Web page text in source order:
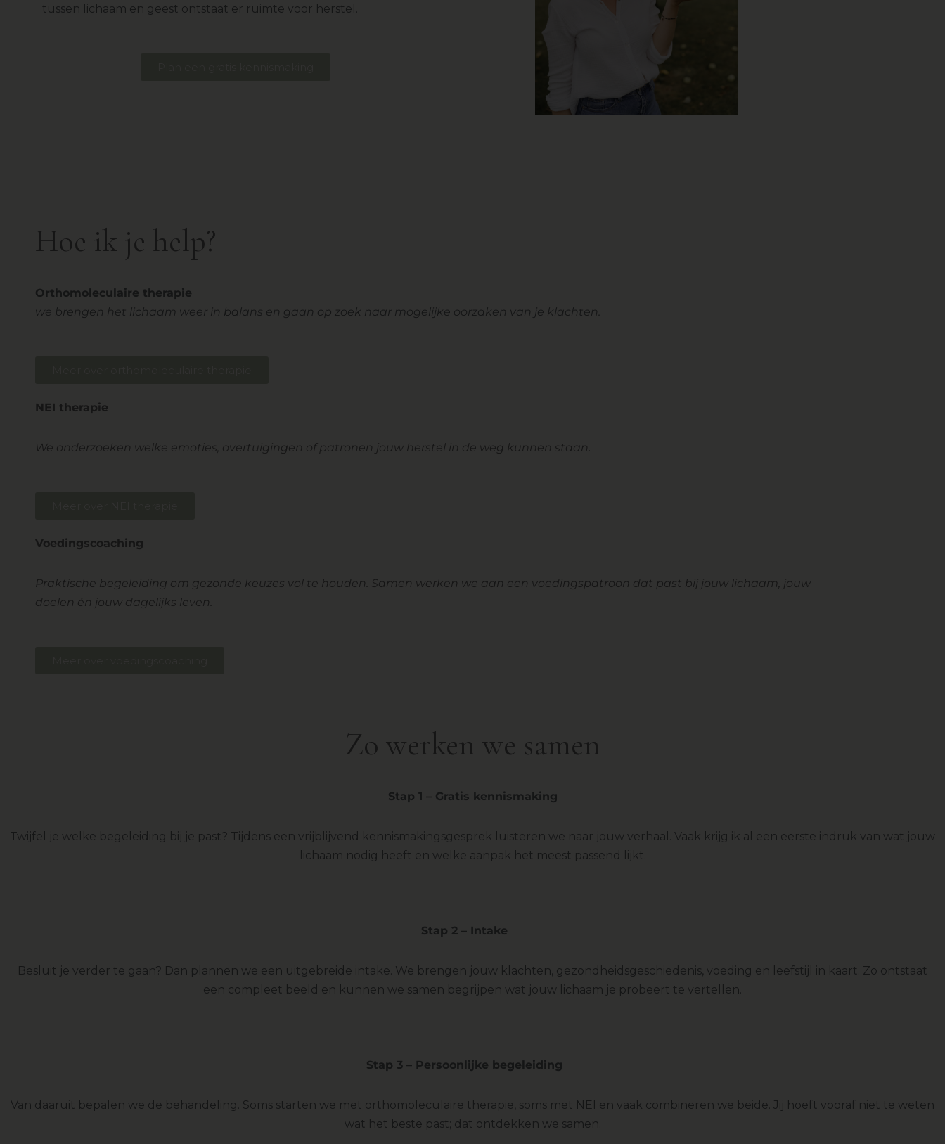
tussen lichaam en geest ontstaat er ruimte voor herstel.
Hoe ik je help?
Orthomoleculaire therapie
we brengen het lichaam weer in balans en gaan op zoek naar mogelijke oorzaken van je klachten.
NEI therapie
We onderzoeken welke emoties, overtuigingen of patronen jouw herstel in de weg kunnen staan
Voedingscoaching
Praktische begeleiding om gezonde keuzes vol te houden. Samen werken we aan een voedingspatroon dat past bij jouw lichaam, jouw
doelen én jouw dagelijks leven.
Zo werken we samen
Stap 1 – Gratis kennismaking
Twijfel je welke begeleiding bij je past? Tijdens een vrijblijvend kennismakingsgesprek luisteren we naar jouw verhaal. Vaak krijg ik al een eerste indruk van wat jouw
lichaam nodig heeft en welke aanpak het meest passend lijkt.
Stap 2 – Intake
Besluit je verder te gaan? Dan plannen we een uitgebreide intake. We brengen jouw klachten, gezondheidsgeschiedenis, voeding en leefstijl in kaart. Zo ontstaat
een compleet beeld en kunnen we samen begrijpen wat jouw lichaam je probeert te vertellen.
Stap 3 – Persoonlijke begeleiding
Van daaruit bepalen we de behandeling. Soms starten we met orthomoleculaire therapie, soms met NEI en vaak combineren we beide. Jij hoeft vooraf niet te weten
wat het beste past; dat ontdekken we samen.